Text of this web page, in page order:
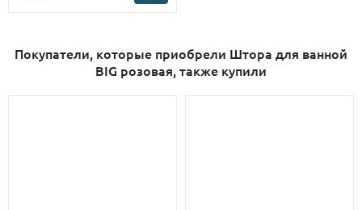
Покупатели, которые приобрели Штора для ванной
BIG розовая, также купили